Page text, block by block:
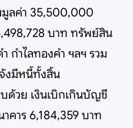
มูลค่า 35,500,000
บาท ทรัพย์สิน
กำไลทองคำ ฯลฯ รวม
งมีหนี้ทั้งสิ้น
ด้วย เงินเบิกเกินบัญชี
คาร 6,184,359 บาท